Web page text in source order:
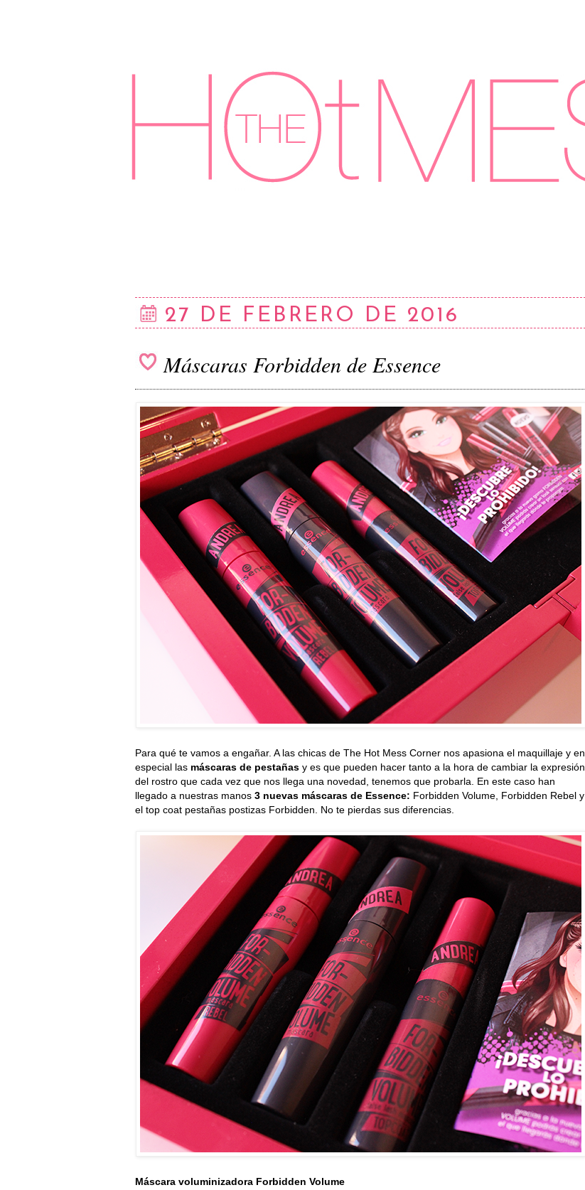
27 DE FEBRERO DE 2016
Máscaras Forbidden de Essence
Para qué te vamos a engañar. A las chicas de The Hot Mess Corner nos apasiona el maquillaje y en
especial las máscaras de pestañas y es que pueden hacer tanto a la hora de cambiar la expresión
del rostro que cada vez que nos llega una novedad, tenemos que probarla. En este caso han
llegado a nuestras manos 3 nuevas máscaras de Essence: Forbidden Volume, Forbidden Rebel y
el top coat pestañas postizas Forbidden. No te pierdas sus diferencias.
Máscara voluminizadora Forbidden Volume